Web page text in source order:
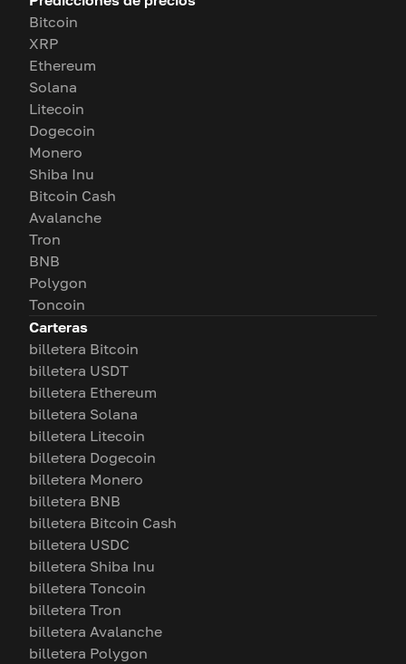
Bitcoin
XRP
Ethereum
Solana
Litecoin
Dogecoin
Monero
Shiba Inu
Bitcoin Cash
Avalanche
Tron
BNB
Polygon
Toncoin
Carteras
billetera Bitcoin
billetera USDT
billetera Ethereum
billetera Solana
billetera Litecoin
billetera Dogecoin
billetera Monero
billetera BNB
billetera Bitcoin Cash
billetera USDC
billetera Shiba Inu
billetera Toncoin
billetera Tron
billetera Avalanche
billetera Polygon